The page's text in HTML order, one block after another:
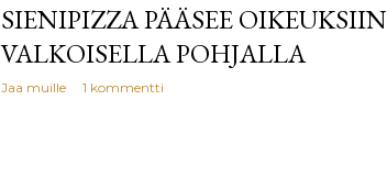
SIENIPIZZA PÄÄSEE OIKEUKSIIN
VALKOISELLA POHJALLA
Jaa muille 1 kommentti